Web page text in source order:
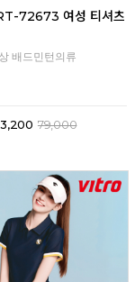
72673 여성 티셔츠
배드민턴의류
79,000